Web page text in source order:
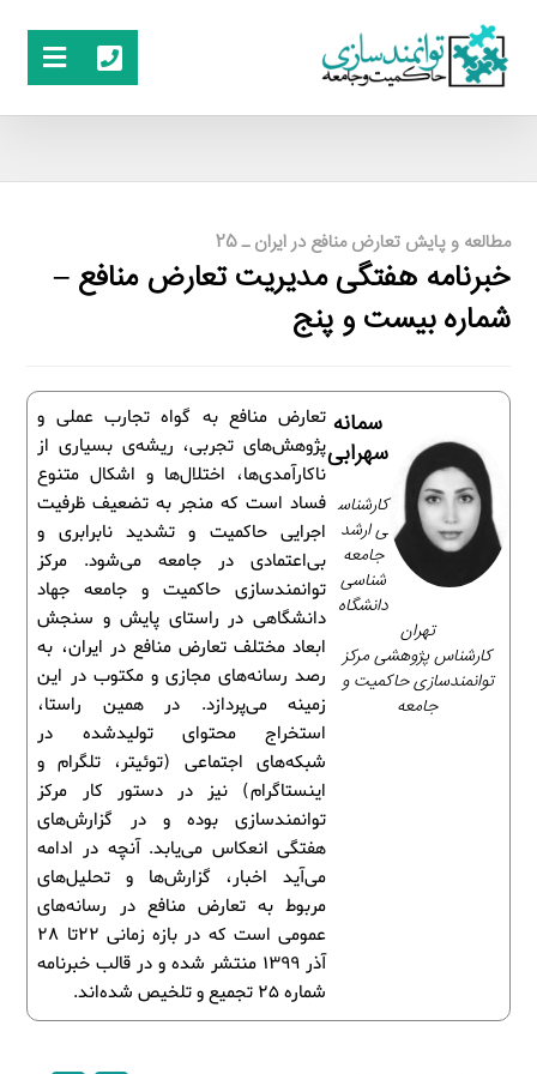
مطالعه و پایش تعارض منافع در ایران ـ 25
خبرنامه هفتگی مدیریت تعارض منافع –
شماره بیست و پنج
تعارض منافع به گواه تجارب عملی و
پژوهش‌های تجربی، ریشه‌ی بسیاری از
ناکارآمدی‌ها، اختلال‌ها و اشکال متنوع
فساد است که منجر به تضعیف ظرفیت
اجرایی حاکمیت و تشدید نابرابری و
بی‌اعتمادی در جامعه می‌شود. مرکز
توانمندسازی حاکمیت و جامعه جهاد
دانشگاهی در راستای پایش و سنجش
ابعاد مختلف تعارض منافع در ایران، به
رصد رسانه‌های مجازی و مکتوب در این
زمینه می‌پردازد. در همین راستا،
استخراج محتوای تولیدشده در
شبکه‌های اجتماعی (توئیتر، تلگرام و
اینستاگرام) نیز در دستور کار مرکز
توانمندسازی بوده و در گزارش‌های
هفتگی انعکاس می‌یابد. آنچه در ادامه
می‌آید اخبار، گزارش‌ها و تحلیل‌های
مربوط به تعارض منافع در رسانه‌های
عمومی است که در بازه زمانی 22تا 28
آذر 1399 منتشر شده و در قالب خبرنامه
شماره 25 تجمیع و تلخیص شده‌اند.
سمانه
سهرابی
کارشناس
ی ارشد
جامعه‌
شناسی
دانشگاه
تهران
کارشناس پژوهشی مرکز
توانمندسازی حاکمیت و
جامعه